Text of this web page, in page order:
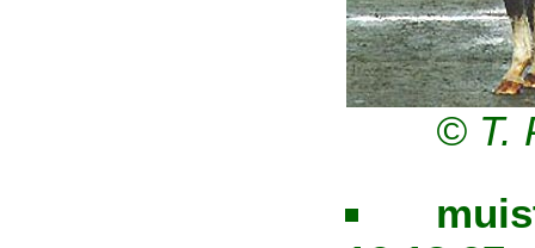
© T.